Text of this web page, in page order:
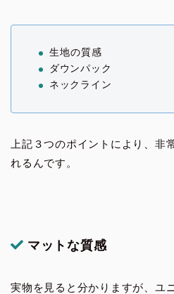
生地の質感
ダウンパック
ネックライン
上記３つのポイントにより、非
れるんです。
マットな質感
実物を見ると分かりますが、ユ